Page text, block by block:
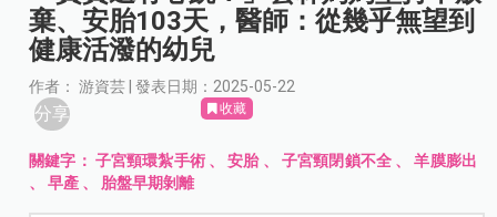
棄、安胎103天，醫師：從幾乎無望到
健康活潑的幼兒
作者： 游資芸 | 發表日期：2025-05-22
分享 收藏
關鍵字： 子宮頸環紮手術、安胎、 子宮頸閉鎖不全、羊膜膨出
、早產 、 胎盤早期剝離